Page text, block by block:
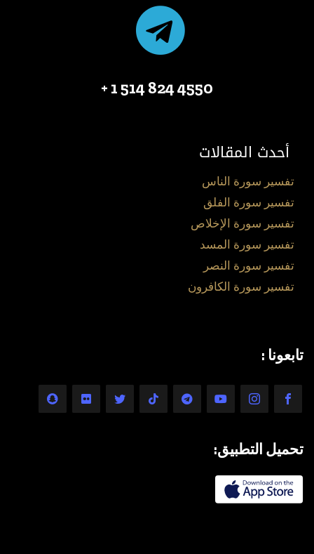
4550 824 514 1 +
أحدث المقالات
تفسير سورة الناس
تفسير سورة الفلق
تفسير سورة الإخلاص
تفسير سورة المسد
تفسير سورة النصر
تفسير سورة الكافرون
تابعونا :
تحميل التطبيق: